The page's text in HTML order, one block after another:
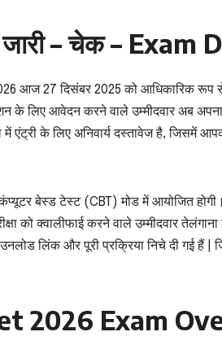
– चेक – Exam
आज 27 दिसंबर 2025 को आधिकारिक रूप
के लिए आवेदन करने वाले उम्मीदवार अब
के लिए अनिवार्य दस्तावेज है, जिसमें
बेस्ड टेस्ट (CBT) मोड में आयोजित होगी।
को क्वालीफाई करने वाले उम्मीदवार
लिंक और पूरी प्रक्रिया निचे दी गई हैं |
2026 Exam